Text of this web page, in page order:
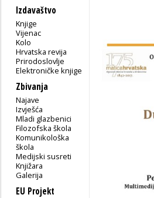
Izdavaštvo
Knjige
Vijenac
Kolo
Hrvatska revija
Prirodoslovlje
Elektroničke knjige
Zbivanja
Najave
Izvješća
Mladi glazbenici
Filozofska škola
Komunikološka
škola
Medijski susreti
Knjižara
Galerija
EU Projekt